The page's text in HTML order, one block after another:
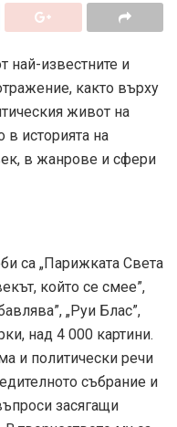
най-известните и
както върху
живот на
в историята на
в жанрове и сфери
са „Парижката Света
който се смее”,
„Руи Блас”,
над 4 000 картини.
и политически речи
събрание и
засягащи